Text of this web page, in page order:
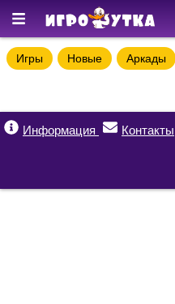
Игры Новые Аркады
Информация Контакты